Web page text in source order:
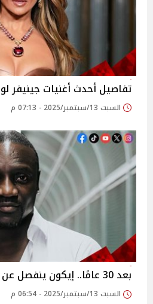
تفاصيل أحدث أغنيات جينيفر
السبت 13/سبتمبر/2025 - 07:13 م
بعد 30 عامًا.. إيكون ينفصل عن زوجته
السبت 13/سبتمبر/2025 - 06:54 م